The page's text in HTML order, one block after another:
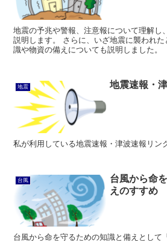
地震の予兆や警報、注意報について理解し
説明します。 さらに、いざ地震に襲われ
識や物資の備えについても説明しました。
地震 地震速報・
私が利用している地震速報・津波速報リン
台風
台風から命
えのすすめ
台風から命を守るための知識と備えとして